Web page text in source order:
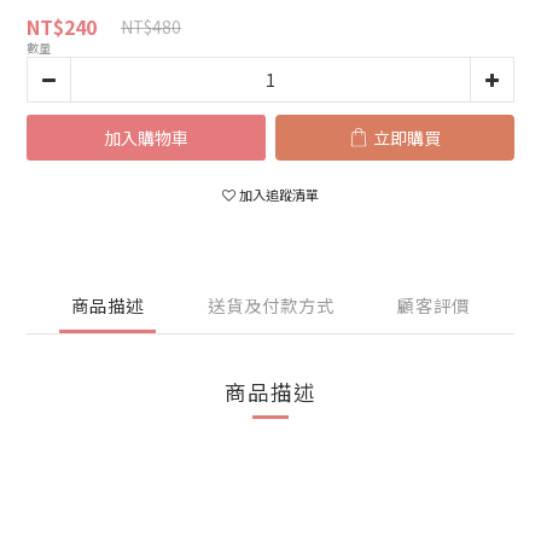
NT$240 NT$480
數量
加入購物車 立即購買
加入追蹤清單
商品描述 送貨及付款方式 顧客評價
商品描述